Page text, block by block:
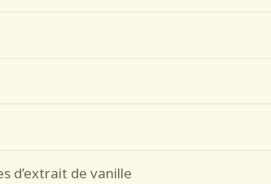
d’extrait de vanille